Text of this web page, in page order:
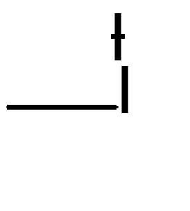
|
____|